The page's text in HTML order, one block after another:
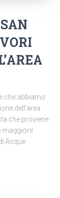
che abbiamo
dell’area
che proviene
maggiore
Acque